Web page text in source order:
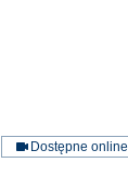
Dostępne online